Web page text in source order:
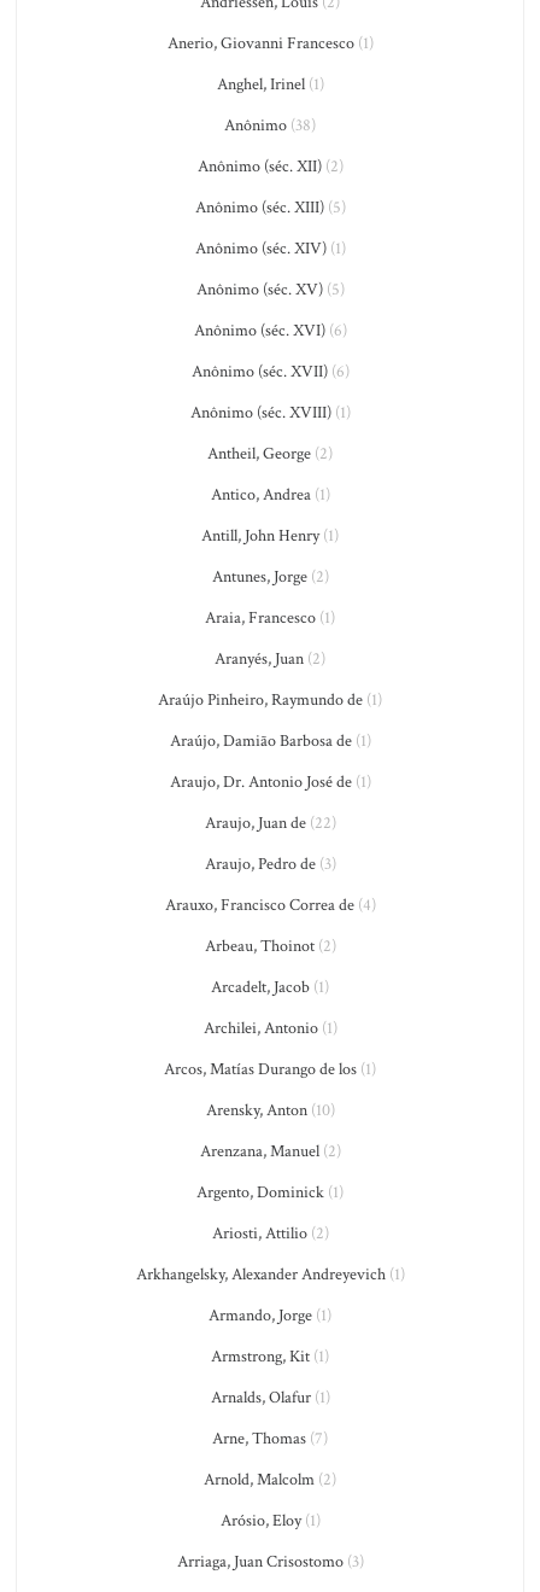
Anerio, Giovanni Francesco(1)
Anghel, Irinel(1)
Anônimo (38)
Anônimo (séc. XII)(2)
Anônimo (séc. XIII)(5)
Anônimo (séc. XIV)(1)
Anônimo (séc. XV)(5)
Anônimo (séc. XVI)(6)
Anônimo (séc. XVII)(6)
Anônimo (séc. XVIII)(1)
Antheil, George (2)
Antico, Andrea(1)
Antill, John Henry(1)
Antunes, Jorge(2)
Araia, Francesco (1)
Aranyés, Juan (2)
Araújo Pinheiro, Raymundo de (1)
Araújo, Damião Barbosa de(1)
Araujo, Dr. Antonio José de(1)
Araujo, Juan de(22)
Araujo, Pedro de(3)
Arauxo, Francisco Correa de(4)
Arbeau, Thoinot(2)
Arcadelt, Jacob (1)
Archilei, Antonio(1)
Arcos, Matías Durango de los (1)
Arensky, Anton(10)
Arenzana, Manuel(2)
Argento, Dominick (1)
Ariosti, Attilio(2)
Arkhangelsky, Alexander Andreyevich(1)
Armando, Jorge (1)
Armstrong, Kit (1)
Arnalds, Olafur(1)
Arne, Thomas (7)
Arnold, Malcolm (2)
Arósio, Eloy(1)
Arriaga, Juan Crisostomo(3)